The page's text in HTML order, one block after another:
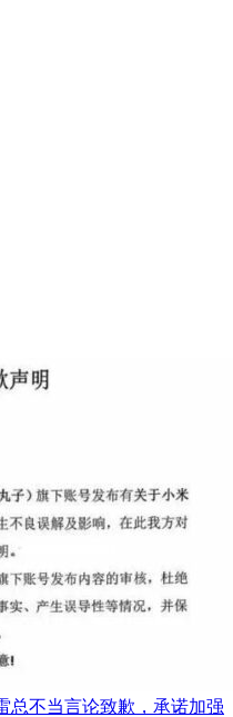
总不当言论致歉，承诺加强